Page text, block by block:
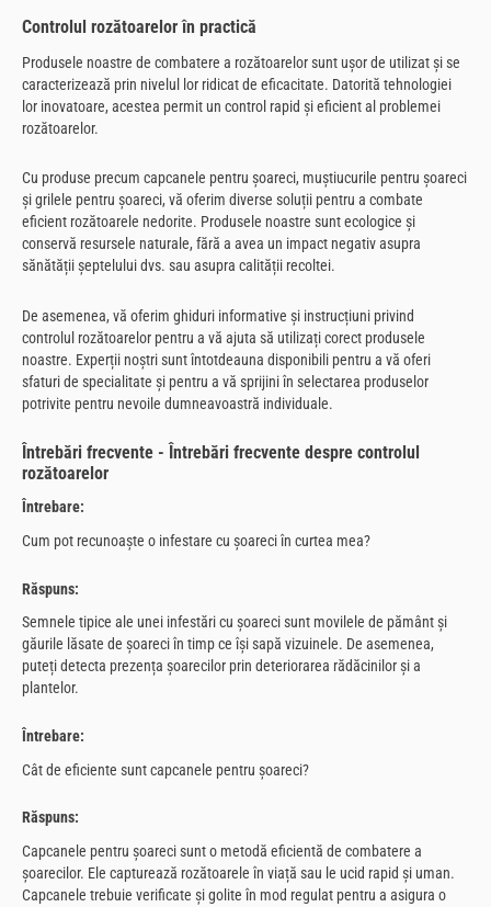
Controlul rozătoarelor în practică
Produsele noastre de combatere a rozătoarelor sunt ușor de utilizat și se
caracterizează prin nivelul lor ridicat de eficacitate. Datorită tehnologiei
lor inovatoare, acestea permit un control rapid și eficient al problemei
rozătoarelor.
Cu produse precum capcanele pentru șoareci, muștiucurile pentru șoareci
și grilele pentru șoareci, vă oferim diverse soluții pentru a combate
eficient rozătoarele nedorite. Produsele noastre sunt ecologice și
conservă resursele naturale, fără a avea un impact negativ asupra
sănătății șeptelului dvs. sau asupra calității recoltei.
De asemenea, vă oferim ghiduri informative și instrucțiuni privind
controlul rozătoarelor pentru a vă ajuta să utilizați corect produsele
noastre. Experții noștri sunt întotdeauna disponibili pentru a vă oferi
sfaturi de specialitate și pentru a vă sprijini în selectarea produselor
potrivite pentru nevoile dumneavoastră individuale.
Întrebări frecvente - Întrebări frecvente despre controlul
rozătoarelor
Întrebare:
Cum pot recunoaște o infestare cu șoareci în curtea mea?
Răspuns:
Semnele tipice ale unei infestări cu șoareci sunt movilele de pământ și
găurile lăsate de șoareci în timp ce își sapă vizuinele. De asemenea,
puteți detecta prezența șoarecilor prin deteriorarea rădăcinilor și a
plantelor.
Întrebare:
Cât de eficiente sunt capcanele pentru șoareci?
Răspuns:
Capcanele pentru șoareci sunt o metodă eficientă de combatere a
șoarecilor. Ele capturează rozătoarele în viață sau le ucid rapid și uman.
Capcanele trebuie verificate și golite în mod regulat pentru a asigura o